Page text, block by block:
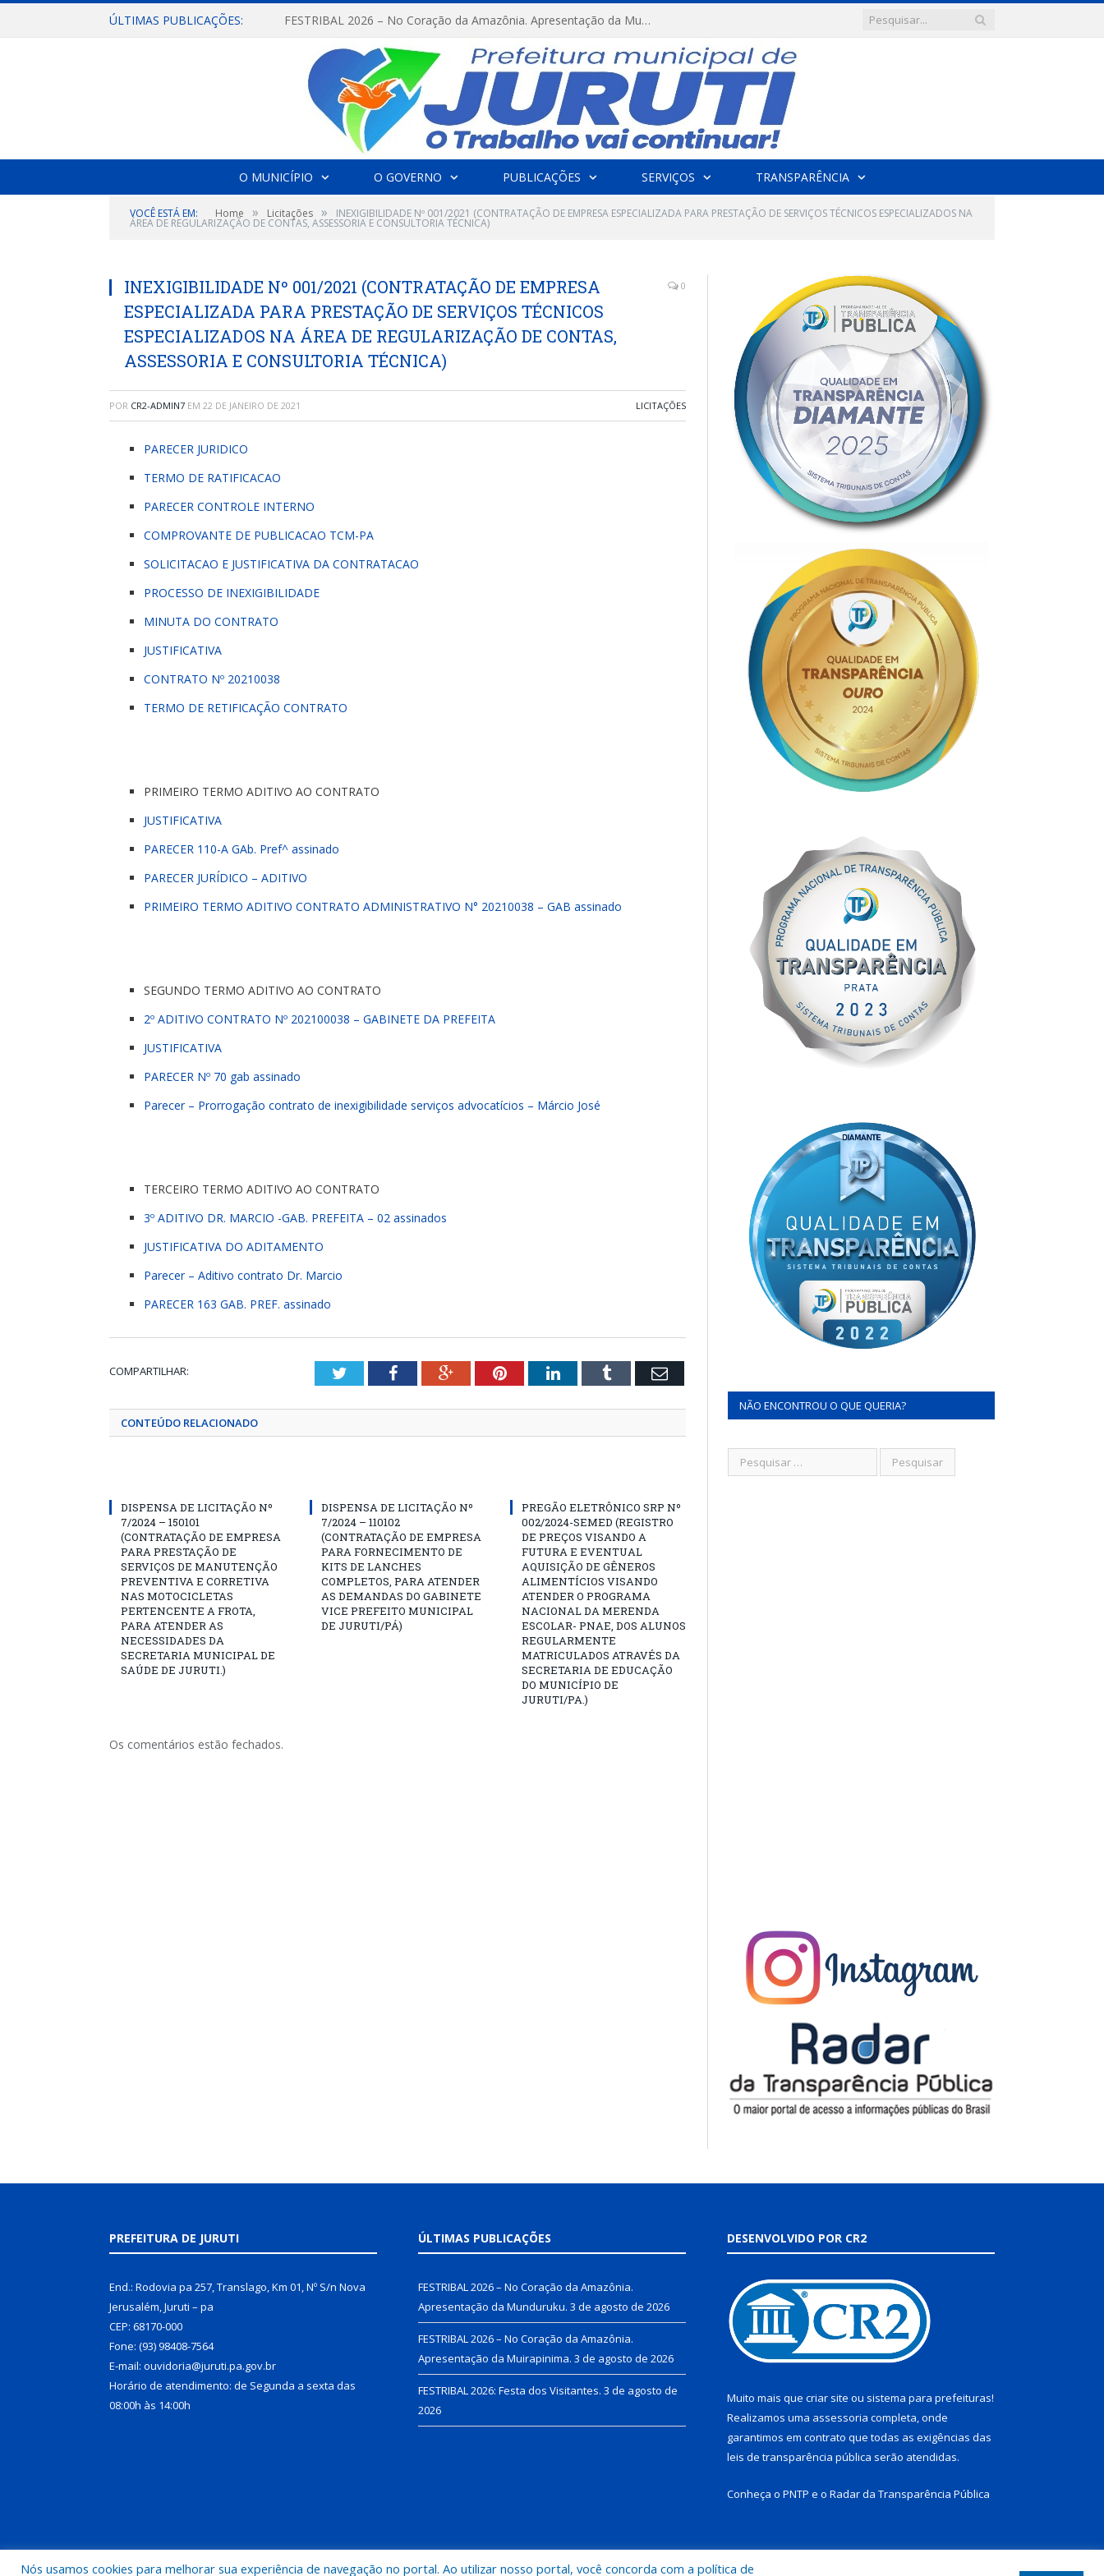
ÚLTIMAS PUBLICAÇÕES: FESTRIBAL 2026 – No Coração da Amazônia. Apresentação da Munduruku.
O MUNICÍPIO O GOVERNO PUBLICAÇÕES SERVIÇOS TRANSPARÊNCIA
VOCÊ ESTÁ EM: Home » Licitações » INEXIGIBILIDADE Nº 001/2021 (CONTRATAÇÃO DE EMPRESA ESPECIALIZADA PARA PRESTAÇÃO DE SERVIÇOS TÉCNICOS ESPECIALIZADOS NA
ÁREA DE REGULARIZAÇÃO DE CONTAS, ASSESSORIA E CONSULTORIA TÉCNICA)
INEXIGIBILIDADE Nº 001/2021 (CONTRATAÇÃO DE EMPRESA
ESPECIALIZADA PARA PRESTAÇÃO DE SERVIÇOS TÉCNICOS
ESPECIALIZADOS NA ÁREA DE REGULARIZAÇÃO DE CONTAS,
ASSESSORIA E CONSULTORIA TÉCNICA)
0
POR CR2-ADMIN7 EM 22 DE JANEIRO DE 2021 LICITAÇÕES
PARECER JURIDICO
TERMO DE RATIFICACAO
PARECER CONTROLE INTERNO
COMPROVANTE DE PUBLICACAO TCM-PA
SOLICITACAO E JUSTIFICATIVA DA CONTRATACAO
PROCESSO DE INEXIGIBILIDADE
MINUTA DO CONTRATO
JUSTIFICATIVA
CONTRATO Nº 20210038
TERMO DE RETIFICAÇÃO CONTRATO
PRIMEIRO TERMO ADITIVO AO CONTRATO
JUSTIFICATIVA
PARECER 110-A GAb. Pref^ assinado
PARECER JURÍDICO – ADITIVO
PRIMEIRO TERMO ADITIVO CONTRATO ADMINISTRATIVO N° 20210038 – GAB assinado
SEGUNDO TERMO ADITIVO AO CONTRATO
2º ADITIVO CONTRATO Nº 202100038 – GABINETE DA PREFEITA
JUSTIFICATIVA
PARECER Nº 70 gab assinado
Parecer – Prorrogação contrato de inexigibilidade serviços advocatícios – Márcio José
TERCEIRO TERMO ADITIVO AO CONTRATO
3º ADITIVO DR. MARCIO -GAB. PREFEITA – 02 assinados
JUSTIFICATIVA DO ADITAMENTO
Parecer – Aditivo contrato Dr. Marcio
PARECER 163 GAB. PREF. assinado
COMPARTILHAR: TwitterFacebookGoogle+PinterestLinkedInTumblr Email
CONTEÚDO RELACIONADO
DISPENSA DE LICITAÇÃO Nº
7/2024 – 150101
(CONTRATAÇÃO DE EMPRESA
PARA PRESTAÇÃO DE
SERVIÇOS DE MANUTENÇÃO
PREVENTIVA E CORRETIVA
NAS MOTOCICLETAS
PERTENCENTE A FROTA,
PARA ATENDER AS
NECESSIDADES DA
SECRETARIA MUNICIPAL DE
SAÚDE DE JURUTI.)
DISPENSA DE LICITAÇÃO Nº
7/2024 – 110102
(CONTRATAÇÃO DE EMPRESA
PARA FORNECIMENTO DE
KITS DE LANCHES
COMPLETOS, PARA ATENDER
AS DEMANDAS DO GABINETE
VICE PREFEITO MUNICIPAL
DE JURUTI/PÁ)
PREGÃO ELETRÔNICO SRP Nº
002/2024-SEMED (REGISTRO
DE PREÇOS VISANDO A
FUTURA E EVENTUAL
AQUISIÇÃO DE GÊNEROS
ALIMENTÍCIOS VISANDO
ATENDER O PROGRAMA
NACIONAL DA MERENDA
ESCOLAR- PNAE, DOS ALUNOS
REGULARMENTE
MATRICULADOS ATRAVÉS DA
SECRETARIA DE EDUCAÇÃO
DO MUNICÍPIO DE
JURUTI/PA.)
Os comentários estão fechados.
NÃO ENCONTROU O QUE QUERIA?
PREFEITURA DE JURUTI
End.: Rodovia pa 257, Translago, Km 01, Nº S/n Nova
Jerusalém, Juruti – pa
CEP: 68170-000
Fone: (93) 98408-7564
E-mail: ouvidoria@juruti.pa.gov.br
Horário de atendimento: de Segunda a sexta das
08:00h às 14:00h
ÚLTIMAS PUBLICAÇÕES
FESTRIBAL 2026 – No Coração da Amazônia.
Apresentação da Munduruku. 3 de agosto de 2026
FESTRIBAL 2026 – No Coração da Amazônia.
Apresentação da Muirapinima. 3 de agosto de 2026
FESTRIBAL 2026: Festa dos Visitantes. 3 de agosto de
2026
DESENVOLVIDO POR CR2
Muito mais que criar site ou sistema para prefeituras!
Realizamos uma assessoria completa, onde
garantimos em contrato que todas as exigências das
leis de transparência pública serão atendidas.
Conheça o PNTP e o Radar da Transparência Pública
Nós usamos cookies para melhorar sua experiência de navegação no portal. Ao utilizar nosso portal, você concorda com a política de